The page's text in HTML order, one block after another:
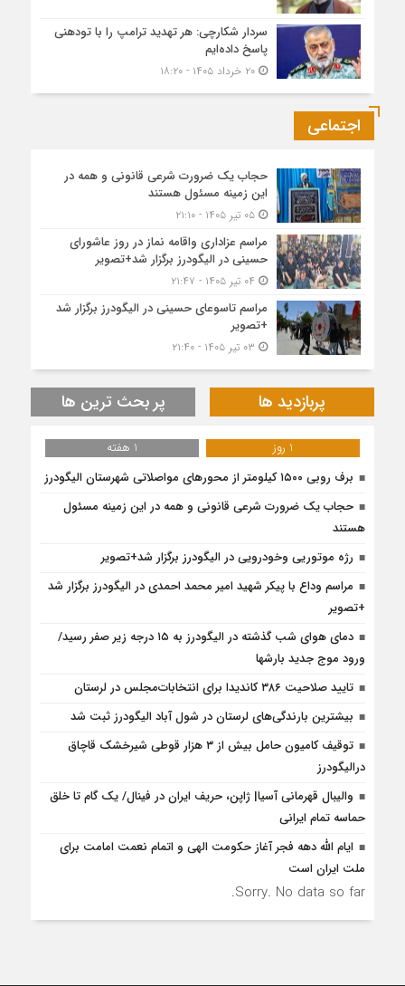
سردار شکارچی: هر تهدید ترامپ را با تودهنی
پاسخ داده‌ایم
۲۰ خرداد ۱۴۰۵ - ۱۸:۲۰
اجتماعی
حجاب یک ضرورت شرعی قانونی و همه در
این زمینه مسئول هستند
۰۵ تیر ۱۴۰۵ - ۲۱:۱۰
مراسم عزاداری واقامه نماز در روز عاشورای
حسینی در الیگودرز برگزار شد+تصویر
مراسم تاسوعای حسینی در الیگودرز برگزار شد
+تصویر
پربازدید ها پر بحث ترین ها
1 روز
1 هفته
برف روبی ۱۵۰۰ کیلومتر از محور‌های مواصلاتی شهرستان الیگودرز
حجاب یک ضرورت شرعی قانونی و همه در این زمینه مسئول
هستند
رژه موتوریی وخودرویی در الیگودرز برگزار شد+تصویر
مراسم وداع با پیکر شهید امیر محمد احمدی در الیگودرز برگزار شد
+تصویر
دمای هوای شب گذشته در الیگودرز به ۱۵ درجه زیر صفر رسید/
ورود موج جدید بارشها
تایید صلاحیت ۳۸۶ کاندیدا برای انتخابات‌مجلس در لرستان
بیشترین بارندگی‌های لرستان در شول آباد الیگودرز ثبت شد
توقیف کامیون حامل بیش از ۳ هزار قوطی شیرخشک قاچاق
درالیگودرز
والیبال قهرمانی آسیا| ژاپن، حریف ایران در فینال/ یک گام تا خلق
حماسه تمام ایرانی
ایام الله دهه فجر آغاز حکومت الهی و اتمام نعمت امامت برای
ملت ایران است
Sorry. No data so far.